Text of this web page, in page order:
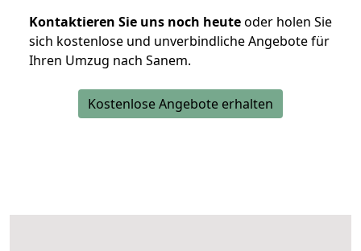
Kontaktieren Sie uns noch heuteoder holen Sie
sich kostenlose und unverbindliche Angebote für
Ihren Umzug nach Sanem.
Kostenlose Angebote erhalten